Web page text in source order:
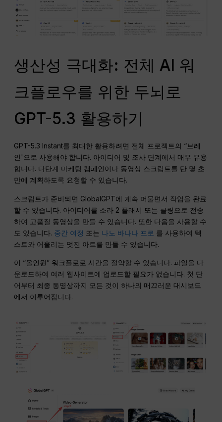
생산성 극대화: 전체 AI 워
크플로우를 위한 두뇌로
GPT-5.3 활용하기
GPT-5.3 Instant를 최대한 활용하려면 전체 프로젝트의 “브레
인'으로 사용해야 합니다. 아이디어 및 조사 단계에서 매우 유용
합니다. 다단계 마케팅 캠페인이나 동영상 스크립트를 단 몇 초
만에 계획하도록 요청할 수 있습니다.
스크립트가 준비되면 GlobalGPT에 계속 머물면서 작업을 완료
할 수 있습니다. 아이디어를 소라 2 플래시 또는 클링으로 전송
하여 고품질 동영상을 만들 수 있습니다. 또한 다음을 사용할 수
도 있습니다. 중간 여정 또는 나노 바나나 프로 를 사용하여 텍
스트와 어울리는 멋진 아트를 만들 수 있습니다.
이 “올인원” 워크플로로 시간을 절약할 수 있습니다. 파일을 다
운로드하여 여러 웹사이트에 업로드할 필요가 없습니다. 첫 단
어부터 최종 동영상까지 모든 것이 하나의 매끄러운 대시보드
에서 이루어집니다.